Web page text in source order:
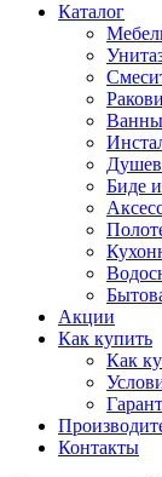
Каталог
Ванны
Биде
Акции
Как купить
Как
Контакты